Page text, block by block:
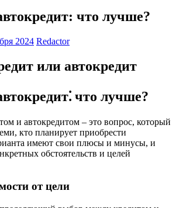
что лучше?
2024 Redactor
или автокредит
что лучше?
и автокредитом – это вопрос, который
кто планирует приобрести
имеют свои плюсы и минусы, и
обстоятельств и целей
от цели